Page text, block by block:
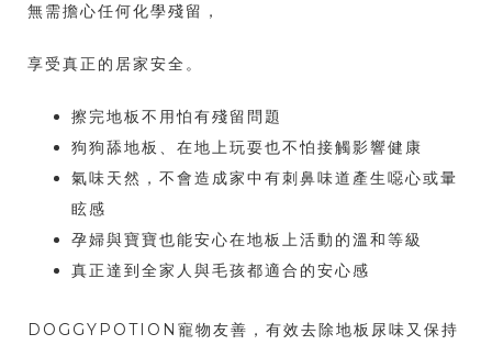
無需擔心任何化學殘留，
享受真正的居家安全。
擦完地板不用怕有殘留問題
狗狗舔地板、在地上玩耍也不怕接觸影響健康
氣味天然，不會造成家中有刺鼻味道產生噁心或暈
眩感
孕婦與寶寶也能安心在地板上活動的溫和等級
真正達到全家人與毛孩都適合的安心感
DOGGYPOTION寵物友善，有效去除地板尿味又保持